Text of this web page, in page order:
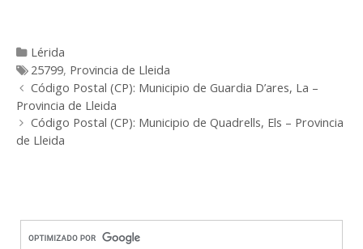
Categorías
Lérida
Etiquetas
25799, Provincia de Lleida
Post
navigation
Código Postal (CP): Municipio de Guardia D’ares, La –
Provincia de Lleida
Código Postal (CP): Municipio de Quadrells, Els – Provincia
de Lleida